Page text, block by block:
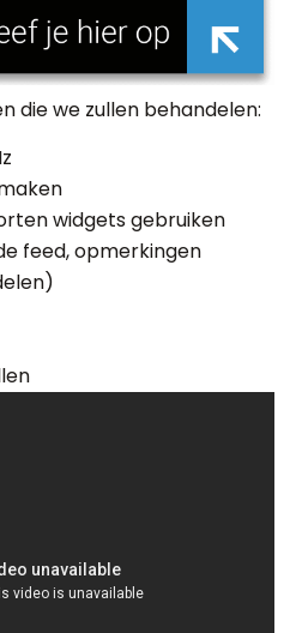
die we zullen behandelen:
widgets gebruiken
feed, opmerkingen